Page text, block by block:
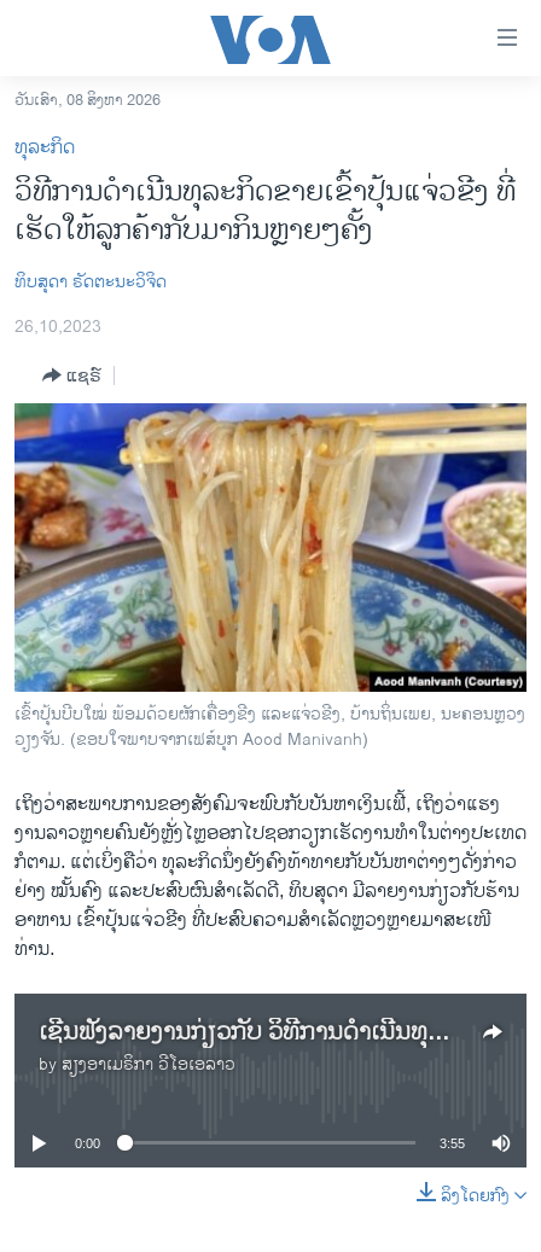
ເຂົ້າ
ຫາ
ຂ້າມ
ຂ້າມ
ຂ້າມ
ຫາ
ຊອກ
ຄົ້ນ
ລາວ
ອາເມຣິກາ
ການເລືອກຕັ້ງ ປະທານາທີບໍດີ ສະຫະລັດ 2024
ຂ່າວ​ຈີນ
ໂລກ
ເອເຊຍ
ອິດສະຫຼະພາບດ້ານການຂ່າວ
ຊີວິດຊາວລາວ
ຊຸມຊົນຊາວລາວ
ວິທະຍາສາດ-ເທັກໂນໂລຈີ
ທຸລະກິດ
ພາສາອັງກິດ
ວີດີໂອ
ສຽງ
ຕິດຕາມພວກເຮົາ ທີ່
ພາສາຕ່າງໆ
ວັນເສົາ, 08 ສິງຫາ 2026
ທຸລະກິດ
ວິທີການດໍາເນີນທຸລະກິດຂາຍເຂົ້າປຸ້ນແຈ່ວຂີງ ທີ່
ເຮັດໃຫ້ລູກຄ້າກັບມາກິນຫຼາຍໆຄັ້ງ
ທິບສຸດາ ຣັດຕະນະວິຈິດ
26,10,2023
ແຊຣ໌
ເຂົ້າປຸ້ນບີບໃໝ່ ພ້ອມດ້ວຍຜັກເຄື່ອງຂີງ ແລະແຈ່ວຂີງ, ບ້ານຖິ່ນເພຍ, ນະຄອນຫຼວງ
ວຽງຈັນ. (ຂອບໃຈພາບຈາກເຟສ໌ບຸກ Aood Manivanh)
ເຖິງວ່າສະພາບການຂອງສັງຄົມຈະພົບກັບບັນຫາເງິນເຟີ້, ເຖິງວ່າແຮງ
ງານລາວຫຼາຍຄົນຍັງຫຼັ່ງໄຫຼອອກໄປຊອກວຽກເຮັດງານທໍາໃນຕ່າງປະເທດ
ກໍ​ຕາມ. ແຕ່ເບິ່ງຄືວ່າ ທຸລະກິດນຶ່ງຍັງຄົງທ້າທາຍກັບບັນຫາຕ່າງໆດັ່ງກ່າວ
ຢ່າງ ໝັ້ນຄົງ ແລະປະສົບຜົນສໍາເລັດດີ, ທິບສຸດາ ມີລາຍງານກ່ຽວກັບຮ້ານ
ອາຫານ ເຂົ້າປຸ້ນແຈ່ວຂີງ ທີ່ປະສົບຄວາມສໍາເລັດຫຼວງຫຼາຍມາສະເໜີ
ທ່ານ.
ເຊີນຟັງລາຍງານກ່ຽວກັບ ວິທີການດໍາເນີນທຸລະກິດຂາຍເຂົ້າປຸ້ນແຈ່ວຂີງ ທີ່ປະສົບຄວາມສໍາເລັດ
by ສຽງອາເມຣິກາ ວີໂອເອລາວ
No media source currently available
0:00 3:55
ລິງໂດຍກົງ